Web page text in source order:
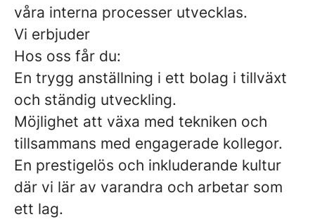
våra interna processer utvecklas.
Vi erbjuder
Hos oss får du:
En trygg anställning i ett bolag i tillväxt
och ständig utveckling.
Möjlighet att växa med tekniken och
tillsammans med engagerade kollegor.
En prestigelös och inkluderande kultur
där vi lär av varandra och arbetar som
ett lag.